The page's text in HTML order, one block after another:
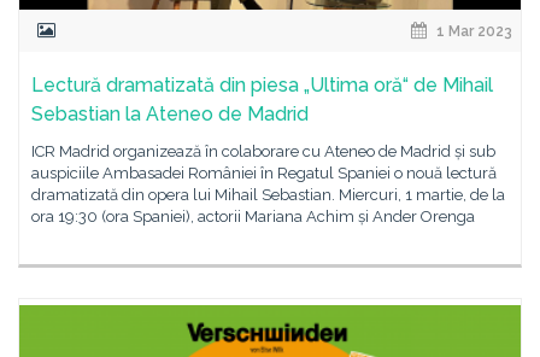
1 Mar 2023
Lectură dramatizată din piesa „Ultima oră“ de Mihail
Sebastian la Ateneo de Madrid
ICR Madrid organizează în colaborare cu Ateneo de Madrid și sub
auspiciile Ambasadei României în Regatul Spaniei o nouă lectură
dramatizată din opera lui Mihail Sebastian. Miercuri, 1 martie, de la
ora 19:30 (ora Spaniei), actorii Mariana Achim și Ander Orenga